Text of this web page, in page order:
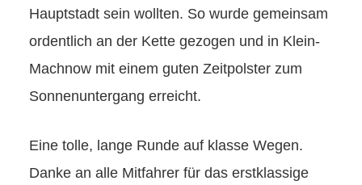
Hauptstadt sein wollten. So wurde gemeinsam
ordentlich an der Kette gezogen und in Klein-
Machnow mit einem guten Zeitpolster zum
Sonnenuntergang erreicht.
Eine tolle, lange Runde auf klasse Wegen.
Danke an alle Mitfahrer für das erstklassige